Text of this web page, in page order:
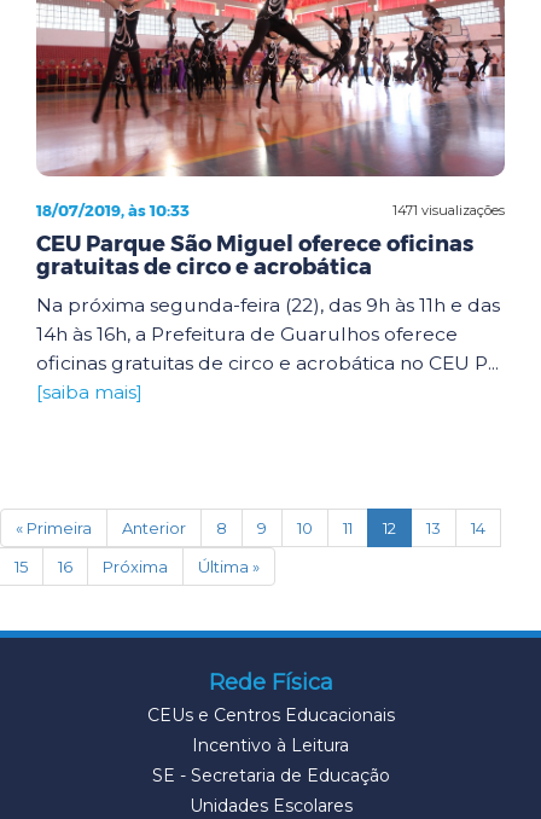
1471 visualizações
18/07/2019, às 10:33
CEU Parque São Miguel oferece oficinas
gratuitas de circo e acrobática
Na próxima segunda-feira (22), das 9h às 11h e das
14h às 16h, a Prefeitura de Guarulhos oferece
oficinas gratuitas de circo e acrobática no CEU P...
[saiba mais]
« Primeira Anterior 8 9 10 11 12 (current)
13
14
15
16 Próxima Última »
Rede Física
CEUs e Centros Educacionais
Incentivo à Leitura
SE - Secretaria de Educação
Unidades Escolares